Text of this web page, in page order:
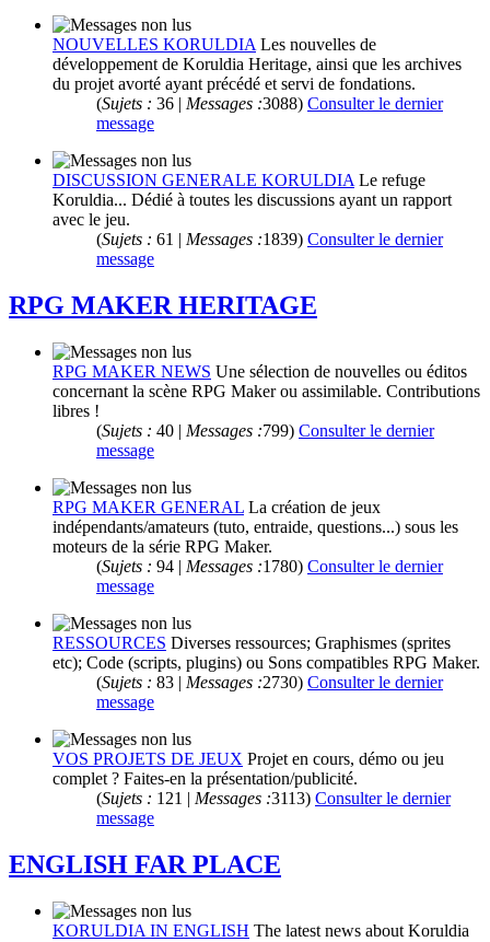
NOUVELLES KORULDIA Les nouvelles de
développement de Koruldia Heritage, ainsi que les archives
du projet avorté ayant précédé et servi de fondations.
(Sujets : 36 | Messages :3088) Consulter le dernier
message
DISCUSSION GENERALE KORULDIA Le refuge
Koruldia... Dédié à toutes les discussions ayant un rapport
avec le jeu.
(Sujets : 61 | Messages :1839) Consulter le dernier
message
RPG MAKER HERITAGE
RPG MAKER NEWS Une sélection de nouvelles ou éditos
concernant la scène RPG Maker ou assimilable. Contributions
libres !
(Sujets : 40 | Messages :799) Consulter le dernier
message
RPG MAKER GENERAL La création de jeux
indépendants/amateurs (tuto, entraide, questions...) sous les
moteurs de la série RPG Maker.
(Sujets : 94 | Messages :1780) Consulter le dernier
message
RESSOURCES Diverses ressources; Graphismes (sprites
etc); Code (scripts, plugins) ou Sons compatibles RPG Maker.
(Sujets : 83 | Messages :2730) Consulter le dernier
message
VOS PROJETS DE JEUX Projet en cours, démo ou jeu
complet ? Faites-en la présentation/publicité.
(Sujets : 121 | Messages :3113) Consulter le dernier
message
ENGLISH FAR PLACE
KORULDIA IN ENGLISH The latest news about Koruldia